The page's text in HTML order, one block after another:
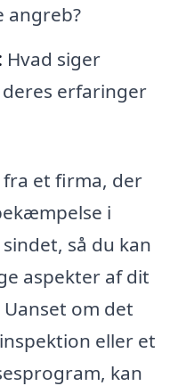
Hvad siger
erfaringer
et firma, der
i
så du kan
aspekter af dit
om det
eller et
kan